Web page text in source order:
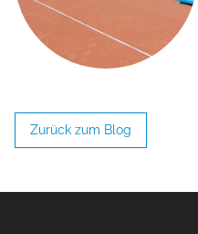
Zurück zum Blog